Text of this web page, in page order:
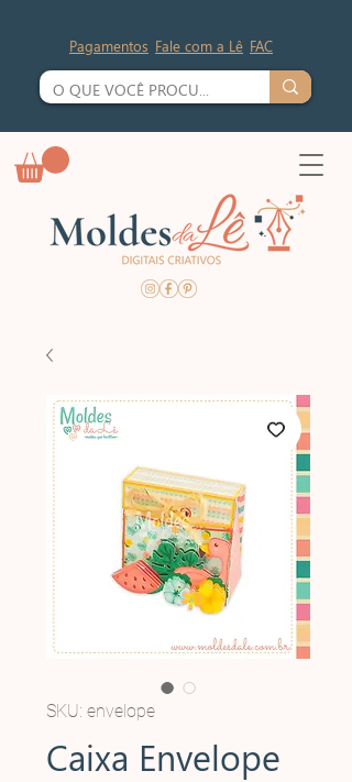
Pagamentos Fale com a Lê FAC
SKU: envelope
Caixa Envelope